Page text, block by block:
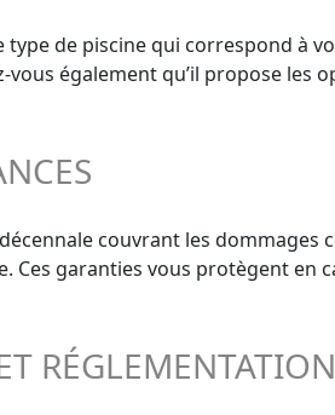
de piscine qui correspond à
vous également qu’il propose
couvrant les
Ces garanties vous protègent en